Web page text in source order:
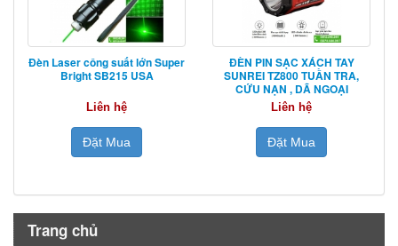
Đèn Laser công suất lớn Super
Bright SB215 USA
Liên hệ
Đặt Mua
ĐÈN PIN SẠC XÁCH TAY
SUNREI TZ800 TUẦN TRA,
CỨU NẠN , DÃ NGOẠI
Liên hệ
Đặt Mua
Trang chủ